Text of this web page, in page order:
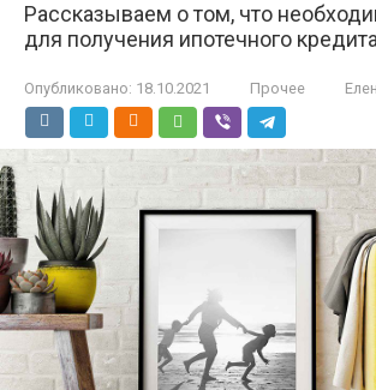
Рассказываем о том, что
для получения ипотечного кредита
Опубликовано: 18.10.2021 Прочее